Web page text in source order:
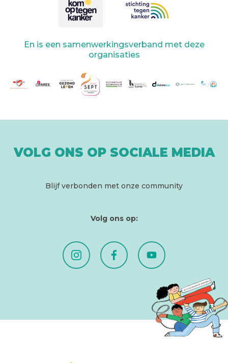
En is een samenwerkingsverband met deze
organisaties
VOLG ONS OP SOCIALE MEDIA
Blijf verbonden met onze community
Volg ons op: